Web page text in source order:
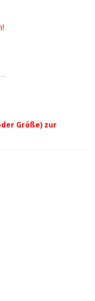
Größe) zur